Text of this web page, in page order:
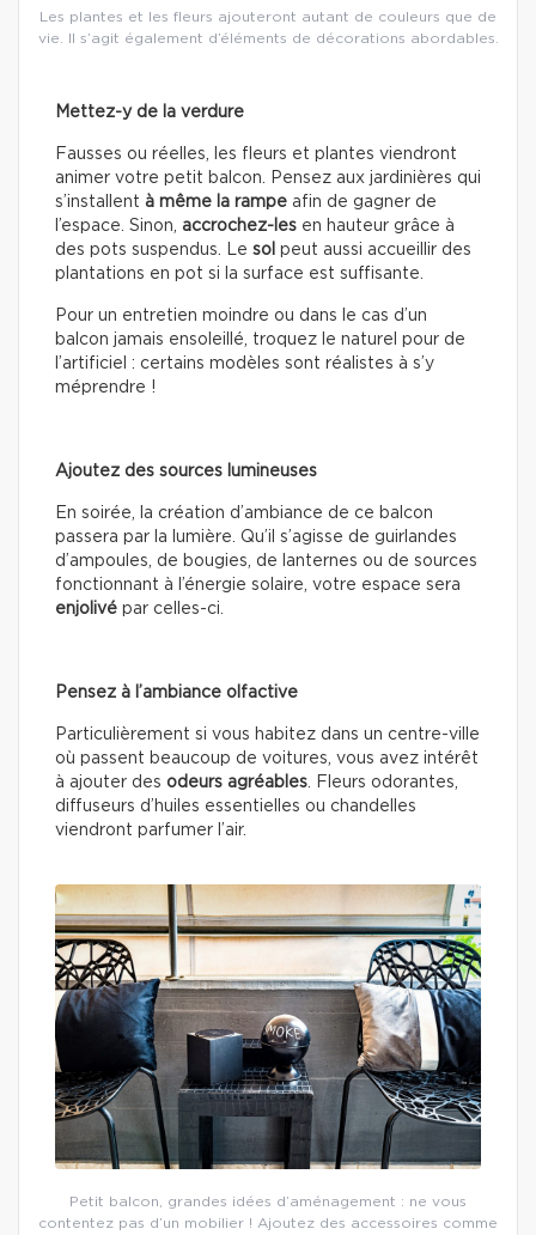
Les plantes et les fleurs ajouteront autant de couleurs que de
vie. Il s’agit également d’éléments de décorations abordables.
Mettez-y de la verdure
Fausses ou réelles, les fleurs et plantes viendront
animer votre petit balcon. Pensez aux jardinières qui
s’installent à même la rampe afin de gagner de
l’espace. Sinon, accrochez-les en hauteur grâce à
des pots suspendus. Le sol peut aussi accueillir des
plantations en pot si la surface est suffisante.
Pour un entretien moindre ou dans le cas d’un
balcon jamais ensoleillé, troquez le naturel pour de
l’artificiel : certains modèles sont réalistes à s’y
méprendre !
Ajoutez des sources lumineuses
En soirée, la création d’ambiance de ce balcon
passera par la lumière. Qu’il s’agisse de guirlandes
d’ampoules, de bougies, de lanternes ou de sources
fonctionnant à l’énergie solaire, votre espace sera
enjolivé par celles-ci.
Pensez à l’ambiance olfactive
Particulièrement si vous habitez dans un centre-ville
où passent beaucoup de voitures, vous avez intérêt
à ajouter des odeurs agréables. Fleurs odorantes,
diffuseurs d’huiles essentielles ou chandelles
viendront parfumer l’air.
Petit balcon, grandes idées d’aménagement : ne vous
contentez pas d’un mobilier ! Ajoutez des accessoires comme